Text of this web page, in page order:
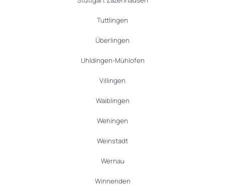
Tuttlingen
Überlingen
Uhldingen-Mühlofen
Villingen
Waiblingen
Wehingen
Weinstadt
Wernau
Winnenden